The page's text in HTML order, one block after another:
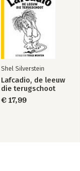
Shel Silverstein
Lafcadio, de leeuw
die terugschoot
€ 17,99